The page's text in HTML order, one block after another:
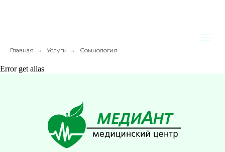
Главная → Услуги → Сомнология
Error get alias